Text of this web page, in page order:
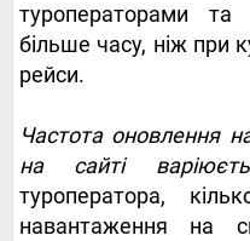
туроператорами та
більше часу, ніж при
рейси.
Частота оновлення
на сайті
туроператора,
навантаження на